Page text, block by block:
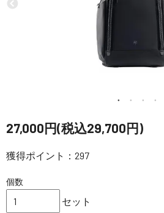
水中ドローン(ROV)・水中スクーター
定期配信!
サポート・Q&A / 法人・学生のお客様
27,000円(税込29,700円)
獲得ポイント：297
個数
セット